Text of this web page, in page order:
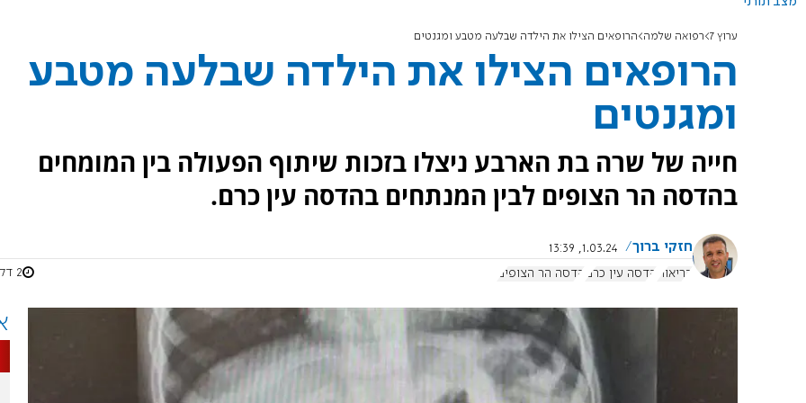
ערוץ 7 רפואה שלמה הרופאים הצילו את הילדה שבלעה מטבע ומגנטים
הרופאים הצילו את הילדה שבלעה מטבע
ומגנטים
חייה של שרה בת הארבע ניצלו בזכות שיתוף הפעולה בין המומחים
בהדסה הר הצופים לבין המנתחים בהדסה עין כרם.
חזקי ברוך
1.03.24, 13:39
בריאות
הדסה עין כרם הדסה הר הצופים 2 דקות